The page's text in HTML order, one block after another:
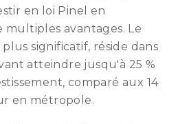
en loi Pinel en
avantages. Le
significatif, réside dans
atteindre jusqu'à 25 %
comparé aux 14
en métropole.